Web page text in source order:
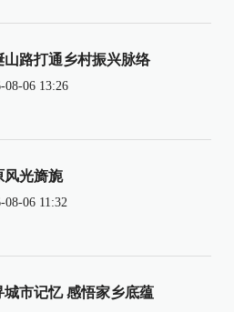
山路打通乡村振兴脉络
08-06 13:26
风光旖旎
08-06 11:32
城市记忆 感悟家乡底蕴